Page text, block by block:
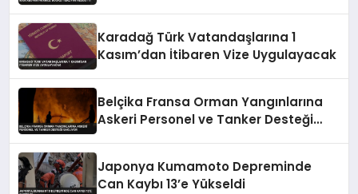
Karadağ Türk Vatandaşlarına 1
Kasım’dan İtibaren Vize Uygulayacak
Belçika Fransa Orman Yangınlarına
Askeri Personel ve Tanker Desteği
Japonya Kumamoto Depreminde
Can Kaybı 13’e Yükseldi